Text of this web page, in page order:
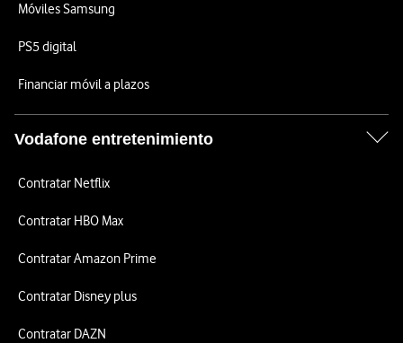
Móviles Samsung
PS5 digital
Financiar móvil a plazos
Vodafone entretenimiento
Contratar Netflix
Contratar HBO Max
Contratar Amazon Prime
Contratar Disney plus
Contratar DAZN